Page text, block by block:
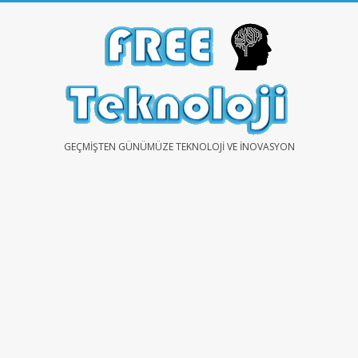
FREEGEÇMIŞTEN GÜNÜMÜZE TEKNOLOJI VE İNOVASYON